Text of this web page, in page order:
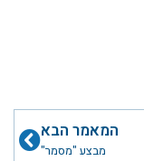
המאמר הבא
מבצע "מסמר"
הבא